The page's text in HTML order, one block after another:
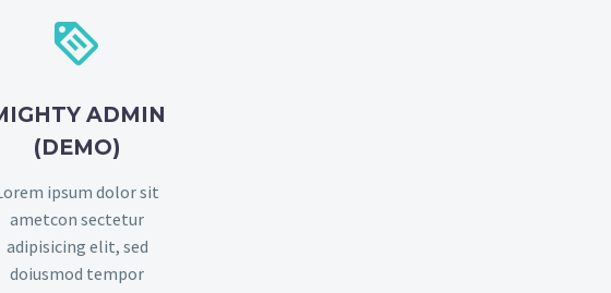


ADMIN
(DEMO)
ipsum dolor sit
ametcon sectetur
adipisicing elit, sed
doiusmod tempor